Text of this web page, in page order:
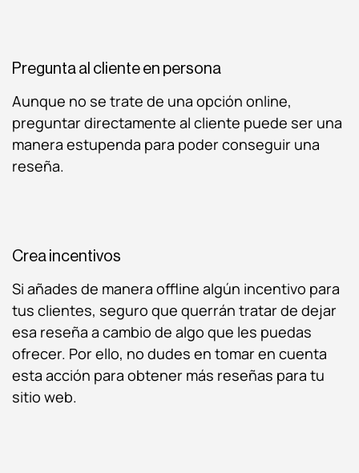
Pregunta al cliente en persona
Aunque no se trate de una opción online,
preguntar directamente al cliente puede ser una
manera estupenda para poder conseguir una
reseña.
Crea incentivos
Si añades de manera offline algún incentivo para
tus clientes, seguro que querrán tratar de dejar
esa reseña a cambio de algo que les puedas
ofrecer. Por ello, no dudes en tomar en cuenta
esta acción para obtener más reseñas para tu
sitio web.